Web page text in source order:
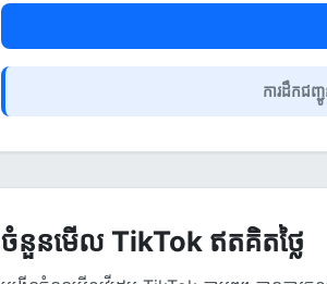
ការដឹកជញ្
ចំនួនមើល TikTok ឥតគិតថ្លៃ